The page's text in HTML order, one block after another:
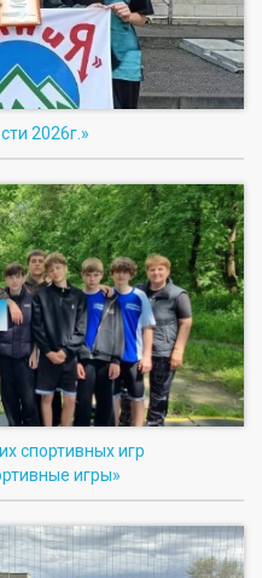
2026г.»
спортивных игр
игры»